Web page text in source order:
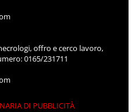
offro e cerco lavoro,
0165/231711
DI PUBBLICITÀ